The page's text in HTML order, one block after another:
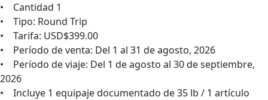
• Cantidad 1
• Tipo: Round Trip
• Tarifa: USD$399.00
• Período de venta: Del 1 al 31 de agosto, 2026
• Período de viaje: Del 1 de agosto al 30 de septiembre,
2026
• Incluye 1 equipaje documentado de 35 lb / 1 artículo